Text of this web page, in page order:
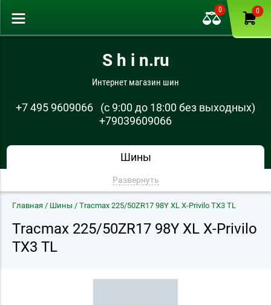
0
0
S h i n.ru
Интернет магазин шин
+7 495 9609066
(с 9:00 до 18:00 без выходных)
+79039609066
Шины
Развернуть
Главная / Шины / Tracmax 225/50ZR17 98Y XL X-Privilo TX3 TL
Tracmax 225/50ZR17 98Y XL X-Privilo
TX3 TL